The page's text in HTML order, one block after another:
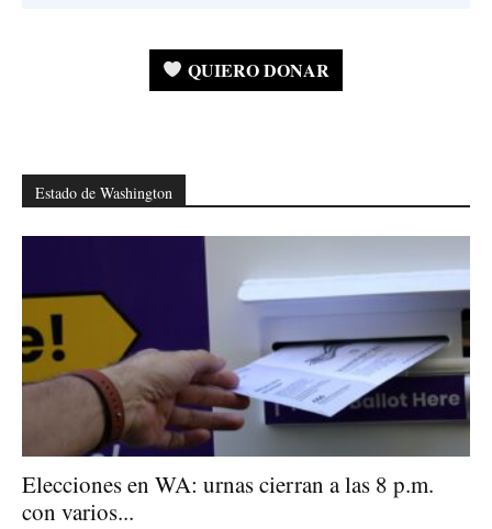
QUIERO DONAR
Estado de Washington
Elecciones en WA: urnas cierran a las 8 p.m.
con varios...